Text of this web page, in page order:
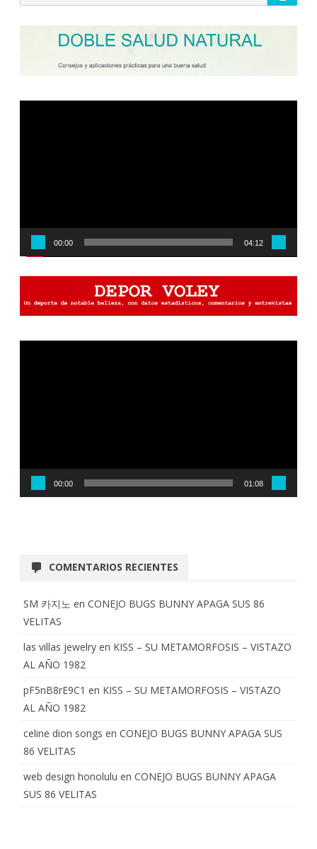
por:
Reproductor
00:00 04:12
Reproductor
00:00 01:08
COMENTARIOS RECIENTES
SM 카지노 en CONEJO BUGS BUNNY APAGA SUS 86
VELITAS
las villas jewelry en KISS – SU METAMORFOSIS – VISTAZO
AL AÑO 1982
pF5nB8rE9C1 en KISS – SU METAMORFOSIS – VISTAZO
AL AÑO 1982
celine dion songs en CONEJO BUGS BUNNY APAGA SUS
86 VELITAS
web design honolulu en CONEJO BUGS BUNNY APAGA
SUS 86 VELITAS